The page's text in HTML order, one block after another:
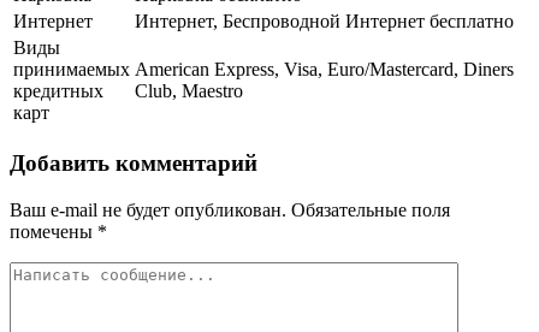
Интернет
Интернет, Беспроводной Интернет бесплатно
Виды
принимаемых
кредитных
карт
American Express, Visa, Euro/Mastercard, Diners
Club, Maestro
Добавить комментарий
Ваш e-mail не будет опубликован. Обязательные поля
помечены *